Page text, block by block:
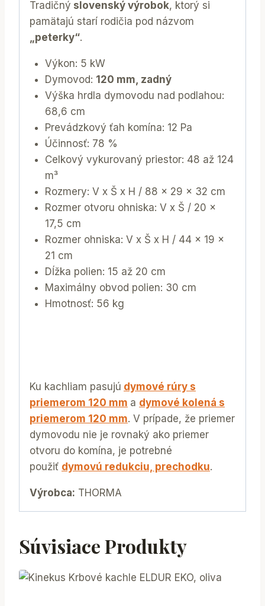
Tradičný slovenský výrobok, ktorý si
pamätajú starí rodičia pod názvom
„peterky“.
Výkon: 5 kW
Dymovod: 120 mm, zadný
Výška hrdla dymovodu nad podlahou:
68,6 cm
Prevádzkový ťah komína: 12 Pa
Účinnosť: 78 %
Celkový vykurovaný priestor: 48 až 124
m³
Rozmery: V x Š x H / 88 x 29 x 32 cm
Rozmer otvoru ohniska: V x Š / 20 x
17,5 cm
Rozmer ohniska: V x Š x H / 44 x 19 x
21 cm
Dĺžka polien: 15 až 20 cm
Maximálny obvod polien: 30 cm
Hmotnosť: 56 kg
Ku kachliam pasujú dymové rúry s
priemerom 120 mm a dymové kolená s
priemerom 120 mm. V prípade, že priemer
dymovodu nie je rovnaký ako priemer
otvoru do komína, je potrebné
použiť dymovú redukciu, prechodku.
Výrobca: THORMA
Súvisiace Produkty